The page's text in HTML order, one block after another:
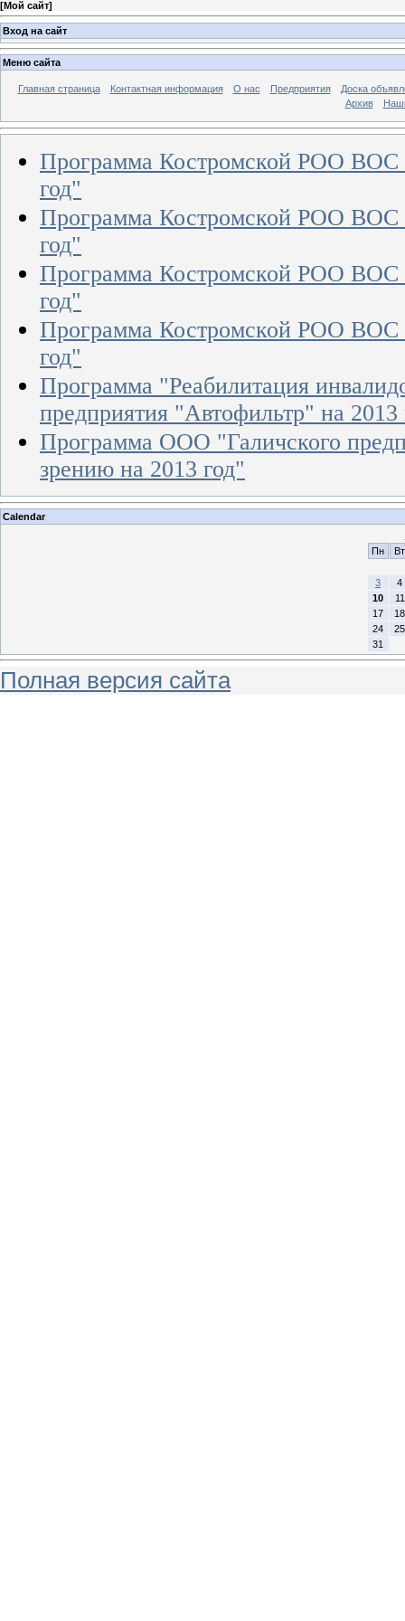
[Мой сайт]
Вход на сайт
Меню сайта
Главная страница Контактная информация О нас Предприятия
Доска
Архив
Программа Костромской РОО ВОС
год"
Программа Костромской РОО ВОС
год"
Программа Костромской РОО ВОС
год"
Программа Костромской РОО ВОС
год"
Программа "Реабилитация
предприятия "Автофильтр" на 2013
Программа ООО "Галичского
зрению на 2013 год"
Calendar
Пн
Вт
3
4
10
11
17
18
24
25
31
Полная версия сайта